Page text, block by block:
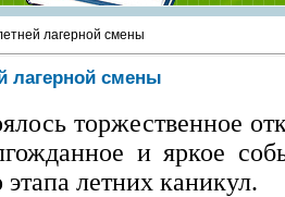
лагерной смены
лагерной смены
торжественное
и яркое
этапа летних каникул.